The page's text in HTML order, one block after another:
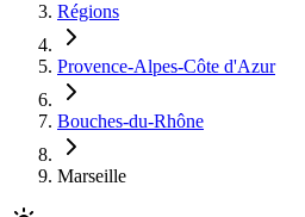
Régions
Provence-Alpes-Côte d'Azur
Bouches-du-Rhône
Marseille